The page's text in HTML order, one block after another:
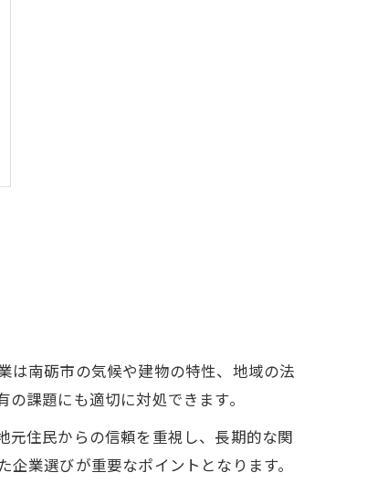
は南砺市の気候や建物の特性、地域の法
課題にも適切に対処できます。
元住民からの信頼を重視し、長期的な関
業選びが重要なポイントとなります。